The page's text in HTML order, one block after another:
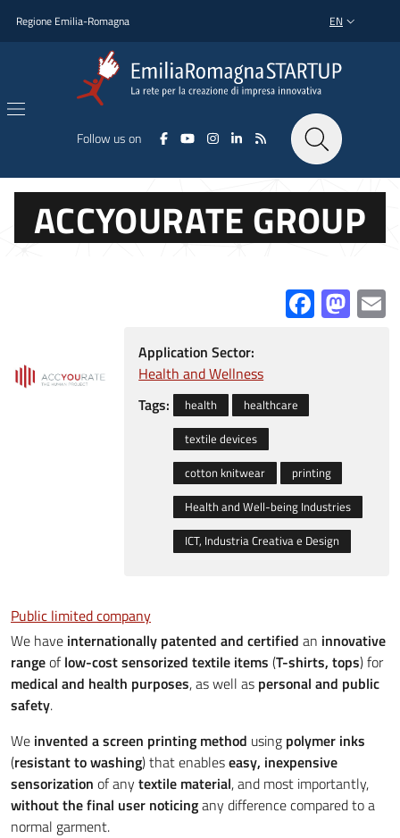
Regione Emilia-Romagna LANGUAGE
EN
Follow us on
ACCYOURATE GROUP
Application Sector:
Health and Wellness
Tags:
health
healthcare
textile devices
cotton knitwear
printing
Health and Well-being Industries
ICT, Industria Creativa e Design
Public limited company
We have internationally patented and certified an innovative
rangeoflow-cost sensorized textile items (T-shirts, tops) for
medical and health purposes, as well as personal and public
safety.
We invented a screen printing method using polymer inks
(resistant to washing) that enableseasy, inexpensive
sensorization of any textile material, and most importantly,
without the final user noticingany difference compared to a
normal garment.